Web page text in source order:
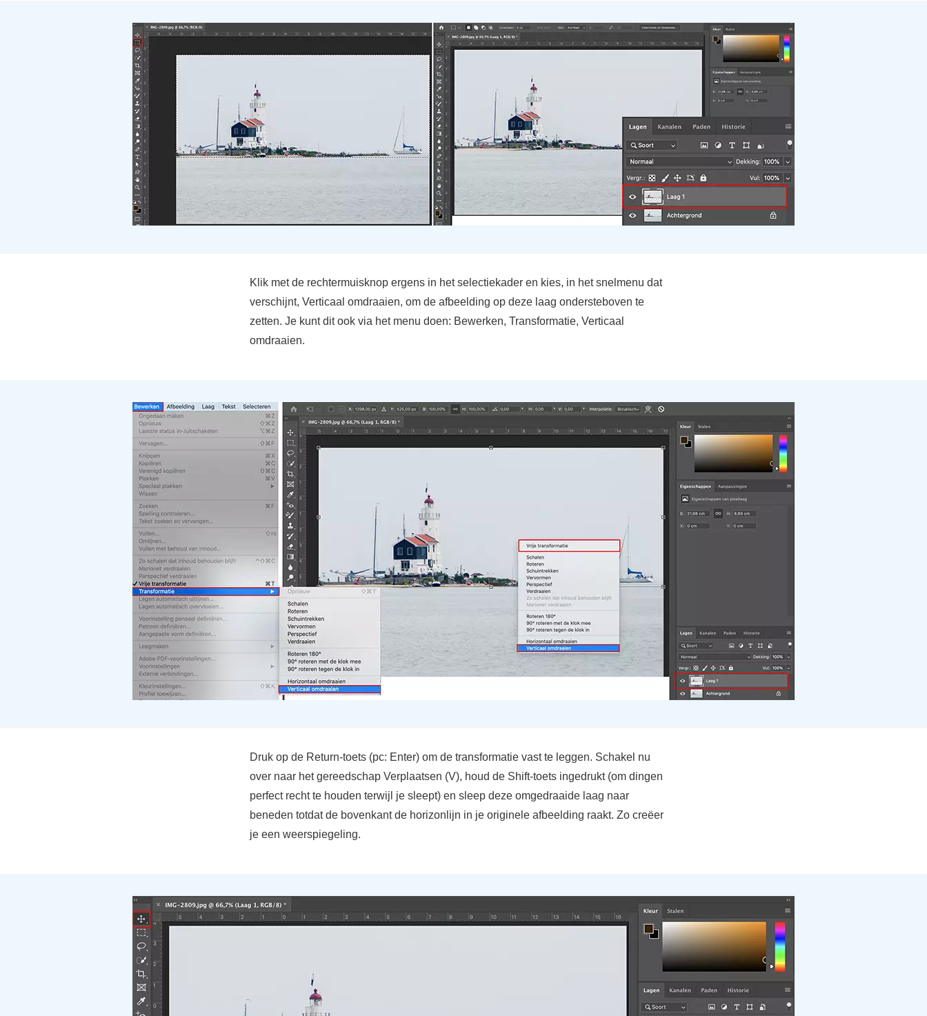
Klik met de rechtermuisknop ergens in het selectiekader en kies, in het snelmenu dat
verschijnt, Verticaal omdraaien, om de afbeelding op deze laag ondersteboven te
zetten. Je kunt dit ook via het menu doen: Bewerken, Transformatie, Verticaal
omdraaien.
Druk op de Return-toets (pc: Enter) om de transformatie vast te leggen. Schakel nu
over naar het gereedschap Verplaatsen (V), houd de Shift-toets ingedrukt (om dingen
perfect recht te houden terwijl je sleept) en sleep deze omgedraaide laag naar
beneden totdat de bovenkant de horizonlijn in je originele afbeelding raakt. Zo creëer
je een weerspiegeling.